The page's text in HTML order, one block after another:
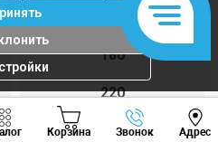
180
220
300
Корзина Звонок Адрес
Viber Whatsapp